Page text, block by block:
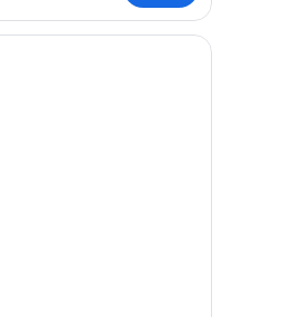
방갈로, 침실 2개, 정원 전망 | 거실 공간 | LCD